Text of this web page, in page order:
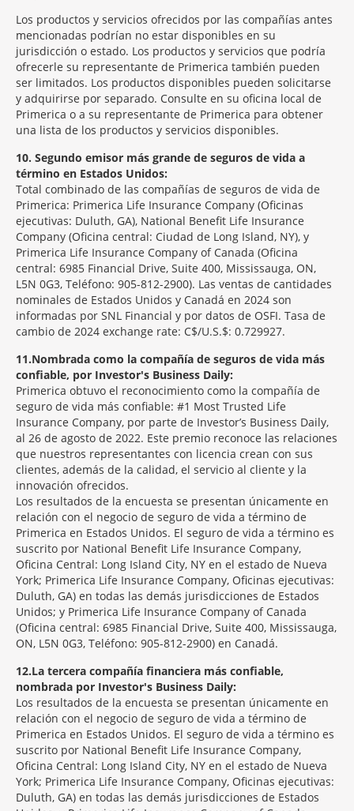
Los productos y servicios ofrecidos por las compañías antes
mencionadas podrían no estar disponibles en su
jurisdicción o estado. Los productos y servicios que podría
ofrecerle su representante de Primerica también pueden
ser limitados. Los productos disponibles pueden solicitarse
y adquirirse por separado. Consulte en su oficina local de
Primerica o a su representante de Primerica para obtener
una lista de los productos y servicios disponibles.
10 Segundo emisor más grande de seguros de vida a
término en Estados Unidos:
Total combinado de las compañías de seguros de vida de
Primerica: Primerica Life Insurance Company (Oficinas
ejecutivas: Duluth, GA), National Benefit Life Insurance
Company (Oficina central: Ciudad de Long Island, NY), y
Primerica Life Insurance Company of Canada (Oficina
central: 6985 Financial Drive, Suite 400, Mississauga, ON,
L5N 0G3, Teléfono: 905-812-2900). Las ventas de cantidades
nominales de Estados Unidos y Canadá en 2024 son
informadas por SNL Financial y por datos de OSFI. Tasa de
cambio de 2024 exchange rate: C$/U.S.$: 0.729927.
11 Nombrada como la compañía de seguros de vida más
confiable, por Investor's Business Daily:
Primerica obtuvo el reconocimiento como la compañía de
seguro de vida más confiable: #1 Most Trusted Life
Insurance Company, por parte de Investor’s Business Daily,
al 26 de agosto de 2022. Este premio reconoce las relaciones
que nuestros representantes con licencia crean con sus
clientes, además de la calidad, el servicio al cliente y la
innovación ofrecidos.
Los resultados de la encuesta se presentan únicamente en
relación con el negocio de seguro de vida a término de
Primerica en Estados Unidos. El seguro de vida a término es
suscrito por National Benefit Life Insurance Company,
Oficina Central: Long Island City, NY en el estado de Nueva
York; Primerica Life Insurance Company, Oficinas ejecutivas:
Duluth, GA) en todas las demás jurisdicciones de Estados
Unidos; y Primerica Life Insurance Company of Canada
(Oficina central: 6985 Financial Drive, Suite 400, Mississauga,
ON, L5N 0G3, Teléfono: 905-812-2900) en Canadá.
12 La tercera compañía financiera más confiable,
nombrada por Investor's Business Daily:
Los resultados de la encuesta se presentan únicamente en
relación con el negocio de seguro de vida a término de
Primerica en Estados Unidos. El seguro de vida a término es
suscrito por National Benefit Life Insurance Company,
Oficina Central: Long Island City, NY en el estado de Nueva
York; Primerica Life Insurance Company, Oficinas ejecutivas:
Duluth, GA) en todas las demás jurisdicciones de Estados